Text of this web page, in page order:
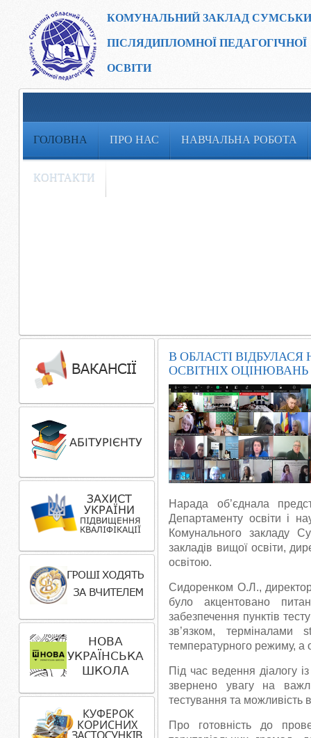
КОМУНАЛЬНИЙ ЗАКЛАД
ПІСЛЯДИПЛОМНОЇ ПЕДАГОГІЧНОЇ
ОСВІТИ
ГОЛОВНА ПРО НАС НАВЧАЛЬНА РОБОТА
КОНТАКТИ
В ОБЛАСТІ
ОСВІТНІХ ОЦІНЮВАНЬ
Нарада об’єднала
Департаменту освіти і
Комунального закладу
закладів вищої освіти,
освітою.
Сидоренком О.Л.,
було акцентовано
забезпечення пунктів
зв’язком, терміналами
температурного режиму, а
Під час ведення діалогу
звернено увагу на
тестування та можливість
Про готовність до